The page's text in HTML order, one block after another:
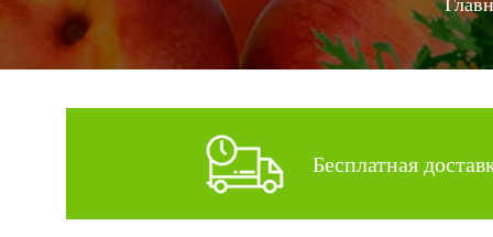
Бесплатная